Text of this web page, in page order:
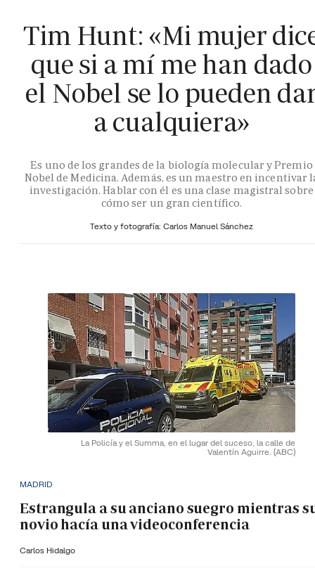
Tim Hunt: «Mi mujer
que si a mí me han dado
el Nobel se lo pueden
a cualquiera»
Es uno de los grandes de la biología molecular y Premio
Nobel de Medicina. Además, es un maestro en incentivar
investigación. Hablar con él es una clase magistral sobre
cómo ser un gran científico.
Texto y fotografía: Carlos Manuel Sánchez
La Policía y el Summa, en el lugar del suceso, la calle de
Valentín Aguirre. (ABC)
MADRID
Estrangula a su anciano suegro mientras
novio hacía una videoconferencia
Carlos Hidalgo